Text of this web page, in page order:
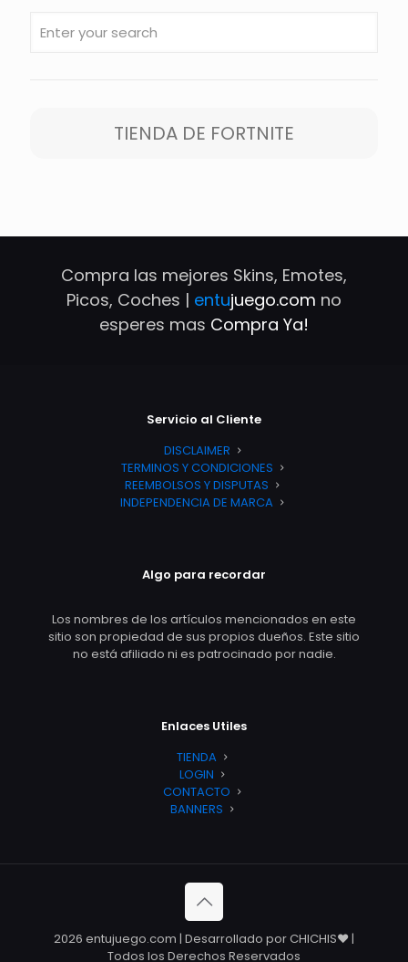
TIENDA DE FORTNITE
Compra las mejores Skins, Emotes,
Picos, Coches | entujuego.com no
esperes mas Compra Ya!
Servicio al Cliente
DISCLAIMER
TERMINOS Y CONDICIONES
REEMBOLSOS Y DISPUTAS
INDEPENDENCIA DE MARCA
Algo para recordar
Los nombres de los artículos mencionados en este
sitio son propiedad de sus propios dueños. Este sitio
no está afiliado ni es patrocinado por nadie.
Enlaces Utiles
TIENDA
LOGIN
CONTACTO
BANNERS
2026 entujuego.com | Desarrollado por CHICHIS❤️ |
Todos los Derechos Reservados